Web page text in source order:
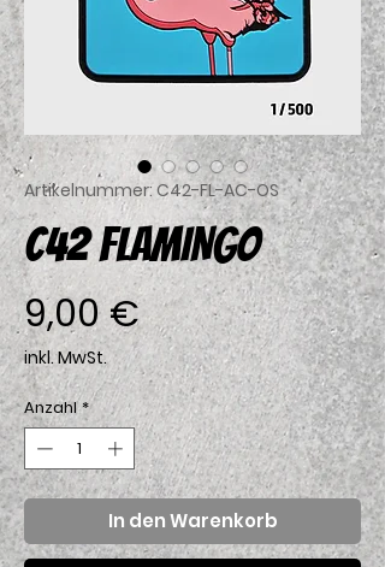
Artikelnummer: C42-FL-AC-OS
C42 FLAMINGO
9,00 €Preis
inkl. MwSt.
Anzahl *
In den Warenkorb